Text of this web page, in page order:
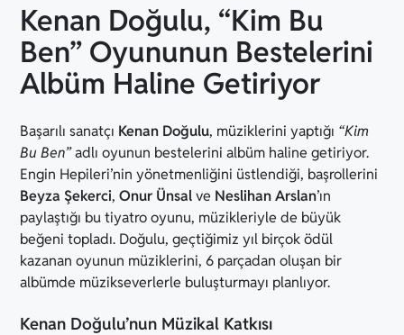
Kenan Doğulu, “Kim Bu
Ben” Oyununun Bestelerini
Albüm Haline Getiriyor
Başarılı sanatçı Kenan Doğulu, müziklerini yaptığı “Kim
Bu Ben”adlı oyunun bestelerini albüm haline getiriyor.
Engin Hepileri’nin yönetmenliğini üstlendiği, başrollerini
Beyza Şekerci,Onur Ünsalve Neslihan Arslan’ın
paylaştığı bu tiyatro oyunu, müzikleriyle de büyük
beğeni topladı. Doğulu, geçtiğimiz yıl birçok ödül
kazanan oyunun müziklerini, 6 parçadan oluşan bir
albümde müzikseverlerle buluşturmayı planlıyor.
Kenan Doğulu’nun Müzikal Katkısı